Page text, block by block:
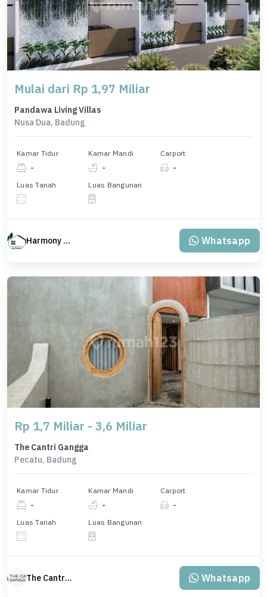
Mulai dari Rp 1,97 Miliar
Pandawa Living Villas
Nusa Dua, Badung
Kamar Tidur
-
Kamar Mandi
-
Carport
-
Luas Tanah Luas Bangunan
Harmony Property Whatsapp
Rp 1,7 Miliar - 3,6 Miliar
The Cantri Gangga
Pecatu, Badung
Kamar Tidur
-
Kamar Mandi
-
Carport
-
Luas Tanah Luas Bangunan
The Cantri Gangga Whatsapp